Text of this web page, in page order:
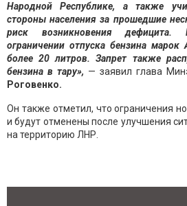
Народной Республике, а также
стороны населения за прошедшие
риск возникновения
ограничении отпуска бензина
более 20 литров. Запрет также
бензина в тару», — заявил глава
Роговенко.
Он также отметил, что ограничения
и будут отменены после улучшения
на территорию ЛНР.